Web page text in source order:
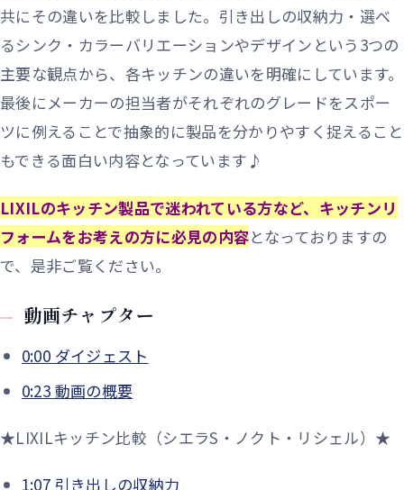
共にその違いを比較しました。引き出しの収納力・選べ
るシンク・カラーバリエーションやデザインという3つの
主要な観点から、各キッチンの違いを明確にしています。
最後にメーカーの担当者がそれぞれのグレードをスポー
ツに例えることで抽象的に製品を分かりやすく捉えること
もできる面白い内容となっています♪
LIXILのキッチン製品で迷われている方など、キッチンリ
フォームをお考えの方に必見の内容となっておりますの
で、是非ご覧ください。
動画チャプター
0:00 ダイジェスト
0:23 動画の概要
★LIXILキッチン比較（シエラS・ノクト・リシェル） ★
1:07 引き出しの収納力